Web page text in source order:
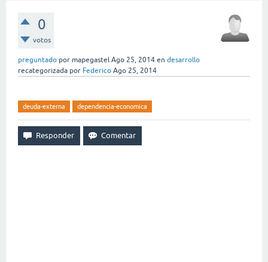
0
votos
preguntado por mapegastel Ago 25, 2014 en desarrollo
recategorizada por Federico Ago 25, 2014
deuda-externa dependencia-economica